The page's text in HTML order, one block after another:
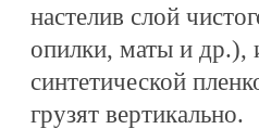
настелив слой
опилки, маты и др.),
синтетической
грузят вертикально.